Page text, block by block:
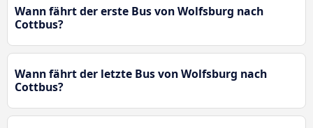
Wann fährt der erste Bus von Wolfsburg nach
Cottbus?
Wann fährt der letzte Bus von Wolfsburg nach
Cottbus?